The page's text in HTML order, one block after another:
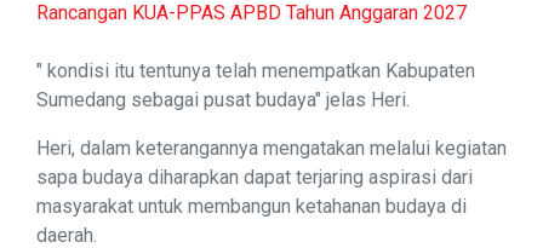
Rancangan KUA-PPAS APBD Tahun Anggaran 2027
" kondisi itu tentunya telah menempatkan Kabupaten
Sumedang sebagai pusat budaya" jelas Heri.
Heri, dalam keterangannya mengatakan melalui kegiatan
sapa budaya diharapkan dapat terjaring aspirasi dari
masyarakat untuk membangun ketahanan budaya di
daerah.